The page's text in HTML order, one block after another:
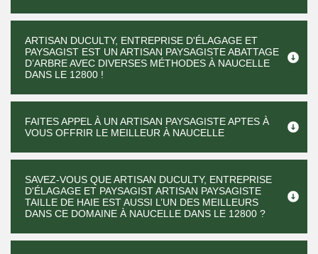
ARTISAN DUCULTY, ENTREPRISE D'ÉLAGAGE ET
PAYSAGIST EST UN ARTISAN PAYSAGISTE ABATTAGE
D’ARBRE AVEC DIVERSES MÉTHODES À NAUCELLE
DANS LE 12800 !
FAITES APPEL À UN ARTISAN PAYSAGISTE APTES À
VOUS OFFRIR LE MEILLEUR À NAUCELLE
SAVEZ-VOUS QUE ARTISAN DUCULTY, ENTREPRISE
D'ÉLAGAGE ET PAYSAGIST ARTISAN PAYSAGISTE
TAILLE DE HAIE EST AUSSI L’UN DES MEILLEURS
DANS CE DOMAINE À NAUCELLE DANS LE 12800 ?